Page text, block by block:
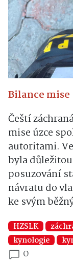
Bilance mise
Čeští
mise úzce
autoritami.
byla
posuzování
návratu do
ke svým
HZSLK
kynologie
0